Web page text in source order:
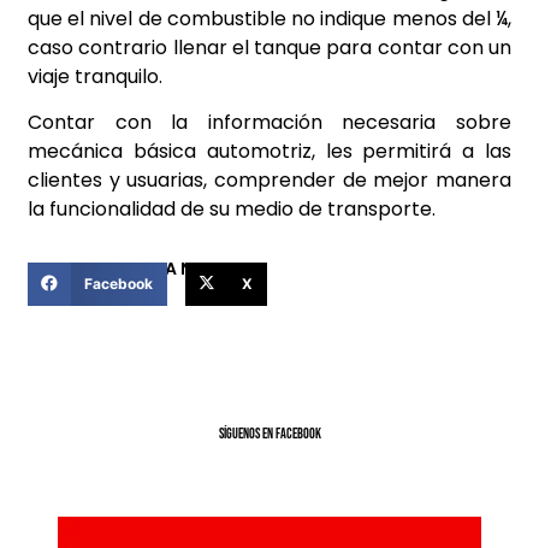
que el nivel de combustible no indique menos del ¼,
caso contrario llenar el tanque para contar con un
viaje tranquilo.
Contar con la información necesaria sobre
mecánica básica automotriz, les permitirá a las
clientes y usuarias, comprender de mejor manera
la funcionalidad de su medio de transporte.
COMPARTIR ESTA NOTICIA
Facebook X
SíGUENOS EN FACEBOOK